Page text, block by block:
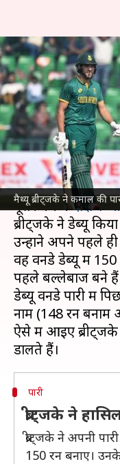
मैथ्यू ब्रीट्जके ने कमाल की
डेब्यू वनडे में
वाले मैथ्यू
उनका सफर
लेखन आदर्श कुमार Feb 10,
क्या है खबर?
पाकिस्तान में खेली
दूसरे मैच मेंदक्षिण
ब्रीट्जके ने डेब्यू
उन्होंने अपने पहले
वह वनडे डेब्यू में
पहले बल्लेबाज बने
डेब्यू वनडे पारी में
नाम (148 रन बनाम
ऐसे में आइए
पारी
ब्रीट्जके ने
ब्रीट्जके ने अपनी
150 रन बनाए।